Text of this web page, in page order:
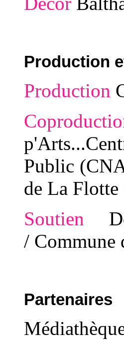
Production
Production
Public
de La
Soutien
/ Commune
Partenaires